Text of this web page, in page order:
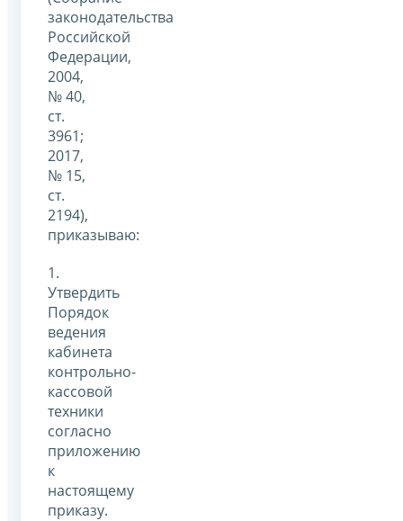
законодательства
Российской
Федерации,
2004,
№ 40,
ст.
3961;
2017,
№ 15,
ст.
2194),
приказываю:
1.
Утвердить
Порядок
ведения
кабинета
контрольно-
кассовой
техники
согласно
приложению
к
настоящему
приказу.